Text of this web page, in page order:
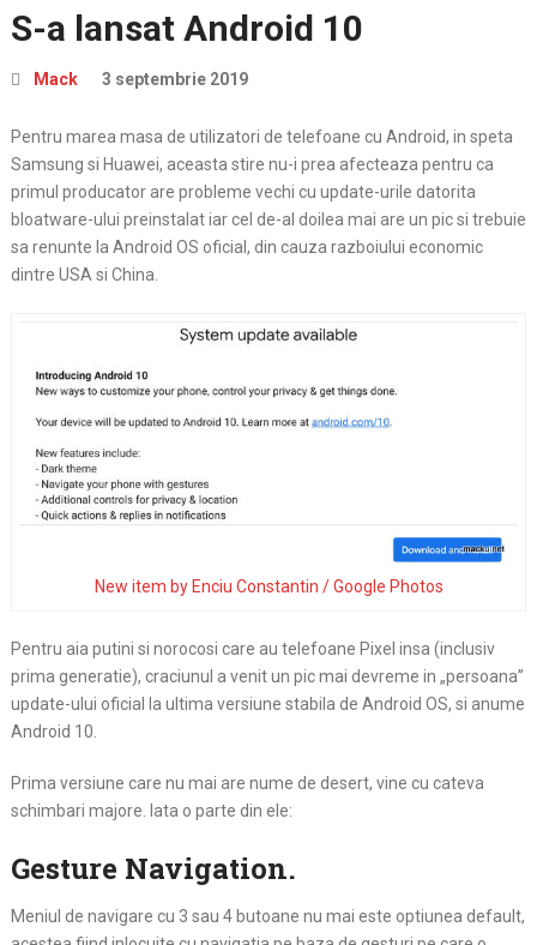
S-a lansat Android 10
Mack 3 septembrie 2019
Pentru marea masa de utilizatori de telefoane cu Android, in speta
Samsung si Huawei, aceasta stire nu-i prea afecteaza pentru ca
primul producator are probleme vechi cu update-urile datorita
bloatware-ului preinstalat iar cel de-al doilea mai are un pic si trebuie
sa renunte la Android OS oficial, din cauza razboiului economic
dintre USA si China.
New item by Enciu Constantin / Google Photos
Pentru aia putini si norocosi care au telefoane Pixel insa (inclusiv
prima generatie), craciunul a venit un pic mai devreme in „persoana”
update-ului oficial la ultima versiune stabila de Android OS, si anume
Android 10.
Prima versiune care nu mai are nume de desert, vine cu cateva
schimbari majore. Iata o parte din ele:
Gesture Navigation.
Meniul de navigare cu 3 sau 4 butoane nu mai este optiunea default,